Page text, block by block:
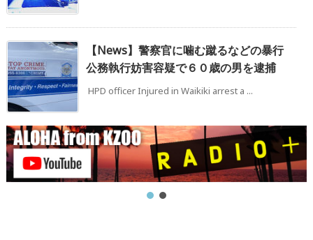
【News】警察官に噛む蹴るなどの暴行
公務執行妨害容疑で６０歳の男を逮捕
HPD officer Injured in Waikiki arrest a ...